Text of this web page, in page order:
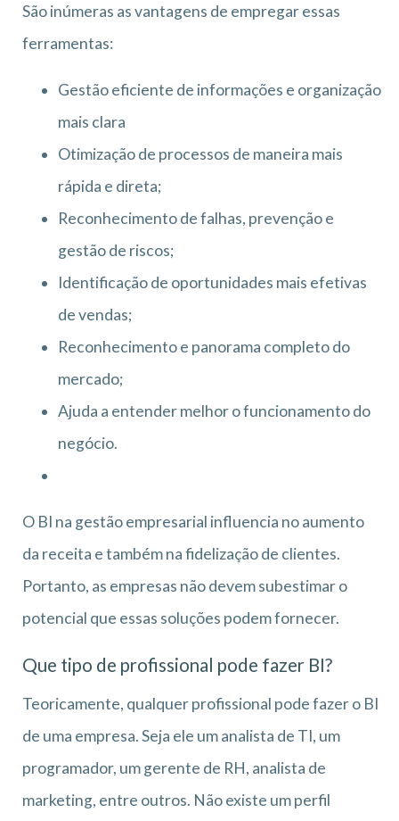
São inúmeras as vantagens de empregar essas
ferramentas:
Gestão eficiente de informações e organização
mais clara
Otimização de processos de maneira mais
rápida e direta;
Reconhecimento de falhas, prevenção e
gestão de riscos;
Identificação de oportunidades mais efetivas
de vendas;
Reconhecimento e panorama completo do
mercado;
Ajuda a entender melhor o funcionamento do
negócio.
O BI na gestão empresarial influencia no aumento
da receita e também na fidelização de clientes.
Portanto, as empresas não devem subestimar o
potencial que essas soluções podem fornecer.
Que tipo de profissional pode fazer BI?
Teoricamente, qualquer profissional pode fazer o BI
de uma empresa. Seja ele um analista de TI, um
programador, um gerente de RH, analista de
marketing, entre outros. Não existe um perfil